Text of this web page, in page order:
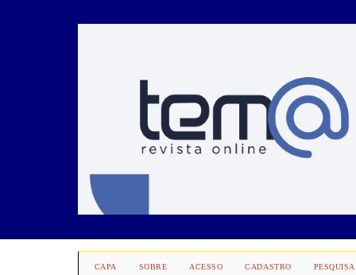
CAPA SOBRE ACESSO CADASTRO PESQUISA